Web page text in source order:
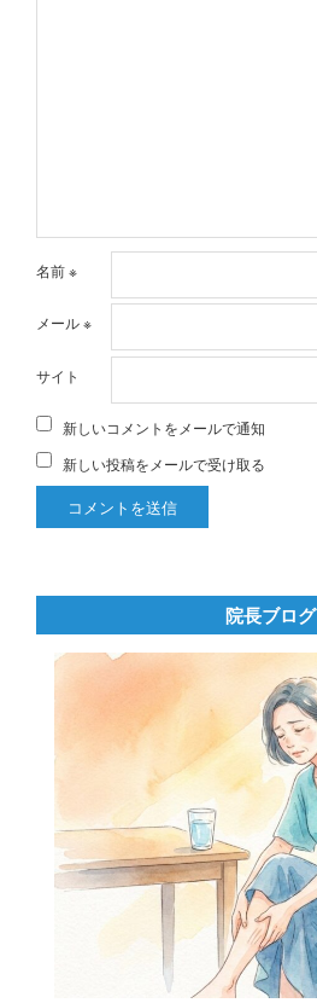
名前※
メール※
サイト
新しいコメントをメールで通知
新しい投稿をメールで受け取る
院長ブログ